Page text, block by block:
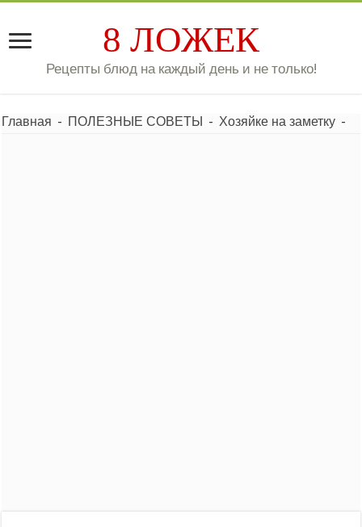
8 ЛОЖЕК
Рецепты блюд на каждый день и не только!
Главная - ПОЛЕЗНЫЕ СОВЕТЫ - Хозяйке на заметку -